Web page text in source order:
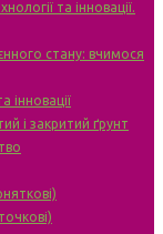
та інновації.
стану: вчимося
інновації
і закритий ґрунт